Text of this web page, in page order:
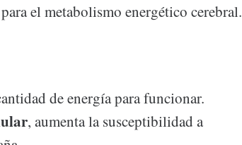
el metabolismo energético cerebral.
de energía para funcionar.
, aumenta la susceptibilidad a